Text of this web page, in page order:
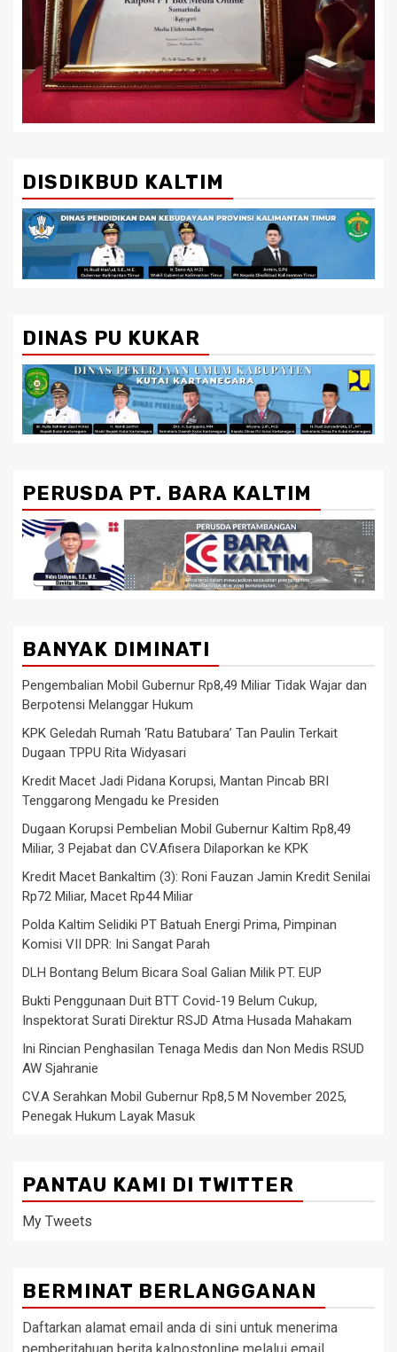
DISDIKBUD KALTIM
DINAS PU KUKAR
PERUSDA PT. BARA KALTIM
BANYAK DIMINATI
Pengembalian Mobil Gubernur Rp8,49 Miliar Tidak Wajar dan
Berpotensi Melanggar Hukum
KPK Geledah Rumah ‘Ratu Batubara’ Tan Paulin Terkait
Dugaan TPPU Rita Widyasari
Kredit Macet Jadi Pidana Korupsi, Mantan Pincab BRI
Tenggarong Mengadu ke Presiden
Dugaan Korupsi Pembelian Mobil Gubernur Kaltim Rp8,49
Miliar, 3 Pejabat dan CV.Afisera Dilaporkan ke KPK
Kredit Macet Bankaltim (3): Roni Fauzan Jamin Kredit Senilai
Rp72 Miliar, Macet Rp44 Miliar
Polda Kaltim Selidiki PT Batuah Energi Prima, Pimpinan
Komisi VII DPR: Ini Sangat Parah
DLH Bontang Belum Bicara Soal Galian Milik PT. EUP
Bukti Penggunaan Duit BTT Covid-19 Belum Cukup,
Inspektorat Surati Direktur RSJD Atma Husada Mahakam
Ini Rincian Penghasilan Tenaga Medis dan Non Medis RSUD
AW Sjahranie
CV.A Serahkan Mobil Gubernur Rp8,5 M November 2025,
Penegak Hukum Layak Masuk
PANTAU KAMI DI TWITTER
My Tweets
BERMINAT BERLANGGANAN
Daftarkan alamat email anda di sini untuk menerima
pemberitahuan berita kalpostonline melalui email